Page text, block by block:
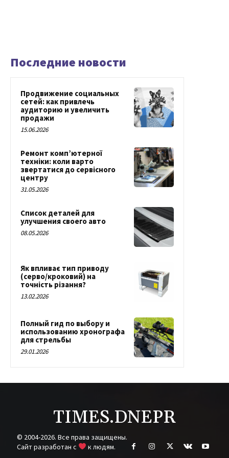
Последние новости
Продвижение социальных
сетей: как привлечь
аудиторию и увеличить
продажи
15.06.2026
Ремонт комп’ютерної
техніки: коли варто
звертатися до сервісного
центру
31.05.2026
Список деталей для
улучшения своего авто
08.05.2026
Як впливає тип приводу
(серво/кроковий) на
точність різання?
13.02.2026
Полный гид по выбору и
использованию хронографа
для стрельбы
29.01.2026
TIMES.DNEPR
© 2004-2026. Все права защищены.
Cайт разработан с
к людям.